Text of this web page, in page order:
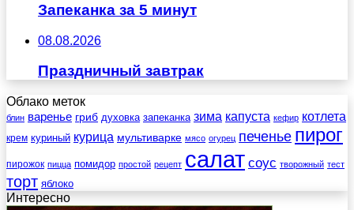
Запеканка за 5 минут
08.08.2026
Праздничный завтрак
Облако меток
блин варенье гриб духовка запеканка зима капуста кефир котлета
крем куриный курица мультиварке мясо огурец печенье пирог
пирожок пицца помидор простой рецепт салат соус творожный тест
торт яблоко
Интересно